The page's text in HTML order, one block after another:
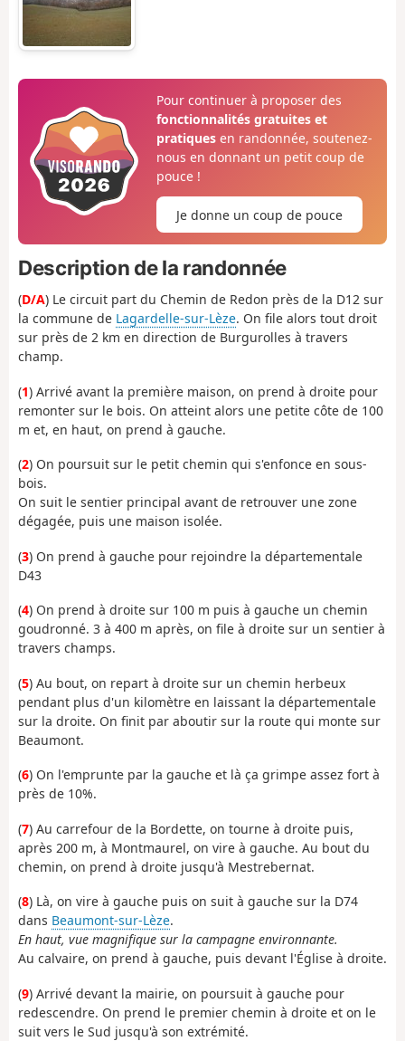
Pour continuer à proposer des
fonctionnalités gratuites et
pratiquesen randonnée, soutenez-
nous en donnant un petit coup de
pouce !
Je donne un coup de pouce
Description de la randonnée
(D/A) Le circuit part du Chemin de Redon près de la D12 sur
la commune de Lagardelle-sur-Lèze. On file alors tout droit
sur près de 2 km en direction de Burgurolles à travers
champ.
(1) Arrivé avant la première maison, on prend à droite pour
remonter sur le bois. On atteint alors une petite côte de 100
m et, en haut, on prend à gauche.
(2) On poursuit sur le petit chemin qui s'enfonce en sous-
bois.
On suit le sentier principal avant de retrouver une zone
dégagée, puis une maison isolée.
(3) On prend à gauche pour rejoindre la départementale
D43
(4) On prend à droite sur 100 m puis à gauche un chemin
goudronné. 3 à 400 m après, on file à droite sur un sentier à
travers champs.
(5) Au bout, on repart à droite sur un chemin herbeux
pendant plus d'un kilomètre en laissant la départementale
sur la droite. On finit par aboutir sur la route qui monte sur
Beaumont.
(6) On l'emprunte par la gauche et là ça grimpe assez fort à
près de 10%.
(7) Au carrefour de la Bordette, on tourne à droite puis,
après 200 m, à Montmaurel, on vire à gauche. Au bout du
chemin, on prend à droite jusqu'à Mestrebernat.
(8) Là, on vire à gauche puis on suit à gauche sur la D74
dans Beaumont-sur-Lèze.
En haut, vue magnifique sur la campagne environnante.
Au calvaire, on prend à gauche, puis devant l'Église à droite.
(9) Arrivé devant la mairie, on poursuit à gauche pour
redescendre. On prend le premier chemin à droite et on le
suit vers le Sud jusqu'à son extrémité.